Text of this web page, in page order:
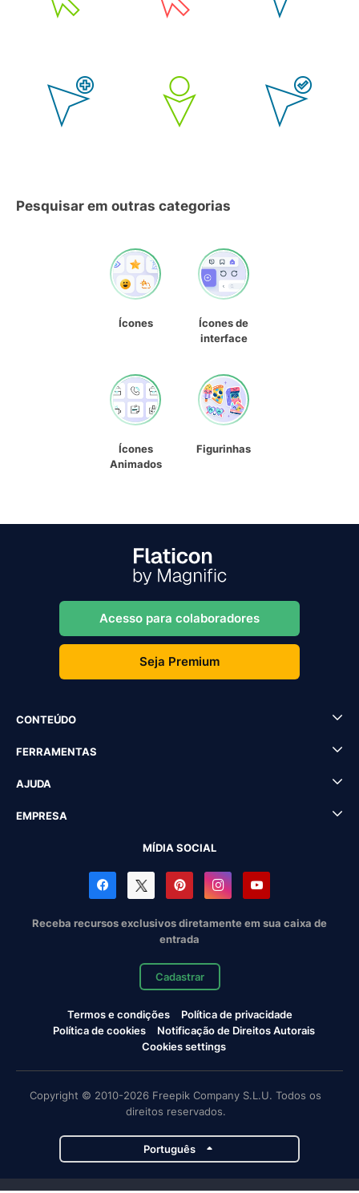
Pesquisar em outras categorias
Ícones
Ícones de
interface
Ícones
Animados
Figurinhas
Acesso para colaboradores
Seja Premium
CONTEÚDO
FERRAMENTAS
AJUDA
EMPRESA
MÍDIA SOCIAL
Receba recursos exclusivos diretamente em sua caixa de
entrada
Cadastrar
Termos e condições
Política de privacidade
Política de cookies
Notificação de Direitos Autorais
Cookies settings
Copyright © 2010-2026 Freepik Company S.L.U. Todos os
direitos reservados.
Português